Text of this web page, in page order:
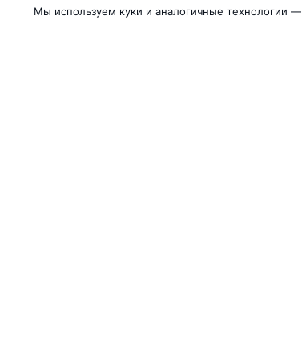
Мы используем куки и аналогичные технологии —